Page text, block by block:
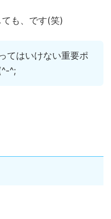
も、です(笑)
てはいけない重要ポ
^;